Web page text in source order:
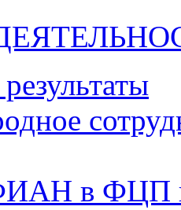
в ФЦП